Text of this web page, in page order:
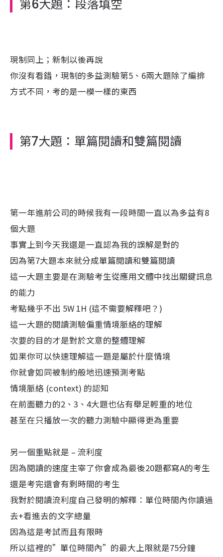
第6大題：段落填空
現制同上；新制以後再說
你沒有看錯，現制的多益測驗第5、6兩大題除了編排
方式不同，考的是一模一樣的東西
第7大題：單篇閱讀和雙篇閱讀
第一年進前公司的時候我有一段時間一直以為多益有8
個大題
事實上到今天我還是一直認為我的誤解是對的
因為第7大題本來就分成單篇閱讀和雙篇閱讀
這一大題主要是在測驗考生從應用文體中找出關鍵訊息
的能力
考點幾乎不出 5W 1H (這不需要解釋吧？)
這一大題的閱讀測驗偏重情境脈絡的理解
次要的目的才是對於文意的整體理解
如果你可以快速理解這一題是屬於什麼情境
你就會如同被制約般地迅速預測考點
情境脈絡 (context) 的認知
在前面聽力的2、3、4大題也佔有舉足輕重的地位
甚至在只播放一次的聽力測驗中顯得更為重要
另一個重點就是 – 流利度
因為閱讀的速度主宰了你會成為最後20題都寫A的考生
還是考完還會有剩時間的考生
我對於閱讀流利度自己發明的解釋：單位時間內你讀過
去+看進去的文字總量
因為這是考試而且有限時
所以這裡的”單位時間內”的最大上限就是75分鐘